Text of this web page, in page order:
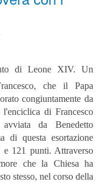
di Leone XIV. Un
che il Papa
congiuntamente da
di Francesco
da Benedetto
questa esortazione
e 121 punti. Attraverso
che la Chiesa ha
stesso, nel corso della